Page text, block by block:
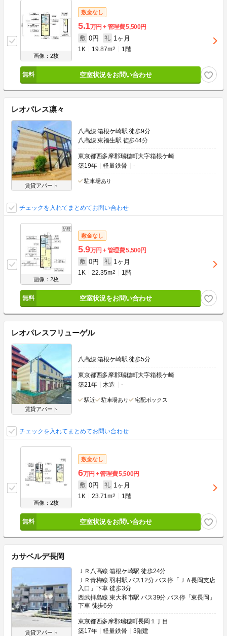
画像：2枚
敷金なし
5.1万円 管理費5,500円
敷 0円 礼 1ヶ月
1K 19.87m2 1階
空室状況をお問い合わせ
レオパレス凛々
賃貸アパート
八高線 箱根ケ崎駅 徒歩9分
八高線 東福生駅 徒歩44分
東京都西多摩郡瑞穂町大字箱根ケ崎
築19年
軽量鉄骨 -
駐車場あり
チェックを入れてまとめてお問い合わせ
画像：2枚
敷金なし
5.9万円 管理費5,500円
敷 0円 礼 1ヶ月
1K 22.35m2 1階
空室状況をお問い合わせ
レオパレスフリューゲル
賃貸アパート
八高線 箱根ケ崎駅 徒歩5分
東京都西多摩郡瑞穂町大字箱根ケ崎
築21年
木造 -
駅近 駐車場あり 宅配ボックス
チェックを入れてまとめてお問い合わせ
画像：2枚
敷金なし
6万円 管理費5,500円
敷 0円 礼 1ヶ月
1K 23.71m2 1階
空室状況をお問い合わせ
カサベルデ長岡
賃貸アパート
ＪＲ八高線 箱根ケ崎駅 徒歩24分
ＪＲ青梅線 羽村駅 バス12分 バス停「ＪＡ長岡支店
入口」下車 徒歩3分
西武拝島線 東大和市駅 バス39分 バス停「東長岡」
下車 徒歩6分
東京都西多摩郡瑞穂町長岡１丁目
築17年
軽量鉄骨 3階建